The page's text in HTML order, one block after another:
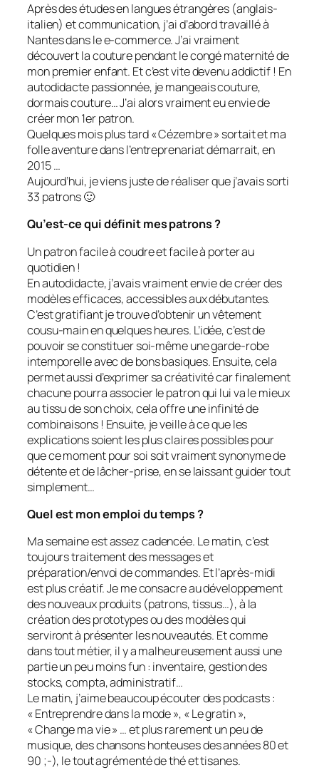
Après des études en langues étrangères (anglais-
italien) et communication, j’ai d’abord travaillé à
Nantes dans le e-commerce. J’ai vraiment
découvert la couture pendant le congé maternité de
mon premier enfant. Et c’est vite devenu addictif ! En
autodidacte passionnée, je mangeais couture,
dormais couture… J’ai alors vraiment eu envie de
créer mon 1er patron.
Quelques mois plus tard « Cézembre » sortait et ma
folle aventure dans l’entreprenariat démarrait, en
2015 …
Aujourd’hui, je viens juste de réaliser que j’avais sorti
33 patrons 🙂
Qu’est-ce qui définit mes patrons ?
Un patron facile à coudre et facile à porter au
quotidien !
En autodidacte, j’avais vraiment envie de créer des
modèles efficaces, accessibles aux débutantes.
C’est gratifiant je trouve d’obtenir un vêtement
cousu-main en quelques heures. L’idée, c’est de
pouvoir se constituer soi-même une garde-robe
intemporelle avec de bons basiques. Ensuite, cela
permet aussi d’exprimer sa créativité car finalement
chacune pourra associer le patron qui lui va le mieux
au tissu de son choix, cela offre une infinité de
combinaisons ! Ensuite, je veille à ce que les
explications soient les plus claires possibles pour
que ce moment pour soi soit vraiment synonyme de
détente et de lâcher-prise, en se laissant guider tout
simplement…
Quel est mon emploi du temps ?
Ma semaine est assez cadencée. Le matin, c’est
toujours traitement des messages et
préparation/envoi de commandes. Et l’après-midi
est plus créatif. Je me consacre au développement
des nouveaux produits (patrons, tissus…), à la
création des prototypes ou des modèles qui
serviront à présenter les nouveautés. Et comme
dans tout métier, il y a malheureusement aussi une
partie un peu moins fun : inventaire, gestion des
stocks, compta, administratif…
Le matin, j’aime beaucoup écouter des podcasts :
« Entreprendre dans la mode », « Le gratin »,
« Change ma vie » … et plus rarement un peu de
musique, des chansons honteuses des années 80 et
90 ;-), le tout agrémenté de thé et tisanes.